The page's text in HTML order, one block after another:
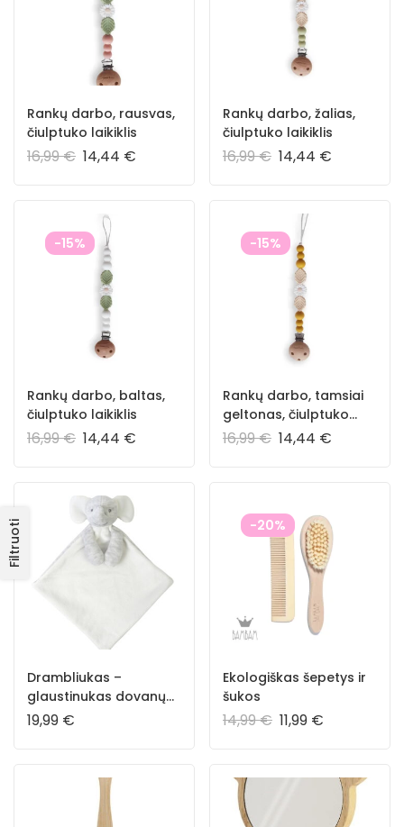
Filtruoti
Rankų darbo, rausvas,
čiulptuko laikiklis
16,99€ 14,44 €
Rankų darbo, žalias,
čiulptuko laikiklis
16,99€ 14,44 €
-15%
Rankų darbo, baltas,
čiulptuko laikiklis
16,99€ 14,44 €
-15%
Rankų darbo, tamsiai
geltonas, čiulptuko
laikiklis
16,99€ 14,44 €
Drambliukas –
glaustinukas dovanų
dėžutėje
19,99 €
-20%
Ekologiškas šepetys ir
šukos
14,99€ 11,99 €